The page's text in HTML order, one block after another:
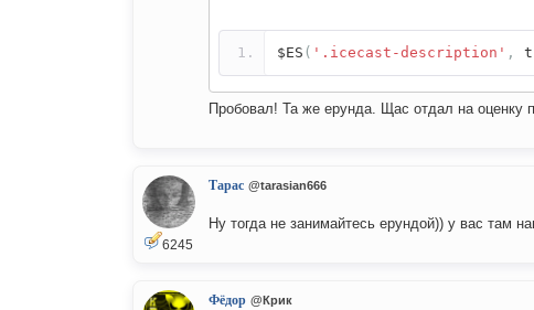
$ES ( '.icecast-description' , t
Пробовал! Та же ерунда. Щас отдал на оценку
6245
Тарас @tarasian666
Ну тогда не занимайтесь ерундой)) у вас там
Фёдор @Крик